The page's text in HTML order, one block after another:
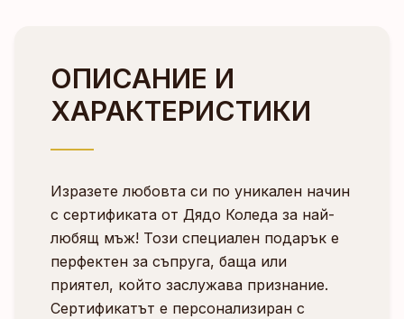
ОПИСАНИЕ И
ХАРАКТЕРИСТИКИ
Изразете любовта си по уникален начин
с сертификата от Дядо Коледа за най-
любящ мъж! Този специален подарък е
перфектен за съпруга, баща или
приятел, който заслужава признание.
Сертификатът е персонализиран с